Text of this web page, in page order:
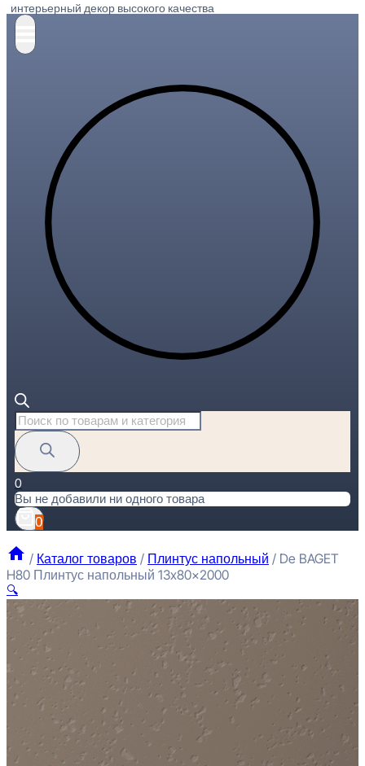
интерьерный декор высокого качества
Поиск
товаров
0
Вы не добавили ни одного товара
0
/ Каталог товаров / Плинтус напольный / De BAGET
H80 Плинтус напольный 13x80x2000
🔍